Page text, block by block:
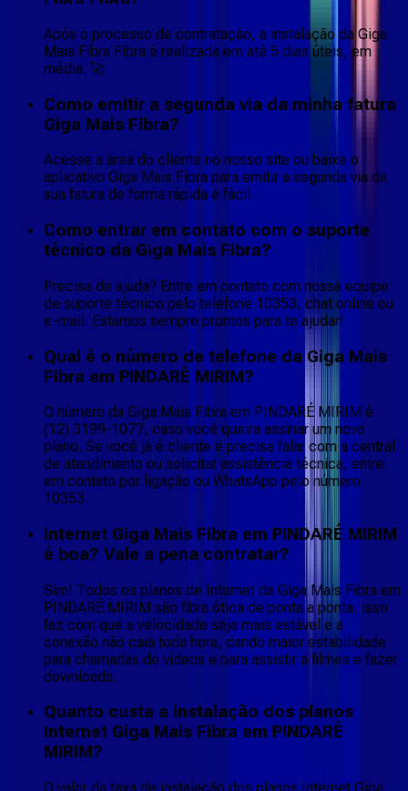
Após o processo de contratação, a instalação da Giga
Mais Fibra Fibra é realizada em até 5 dias úteis, em
média. 🚀
Como emitir a segunda via da minha fatura
Giga Mais Fibra?
Acesse a área do cliente no nosso site ou baixe o
aplicativo Giga Mais Fibra para emitir a segunda via da
sua fatura de forma rápida e fácil.
Como entrar em contato com o suporte
técnico da Giga Mais Fibra?
Precisa de ajuda? Entre em contato com nossa equipe
de suporte técnico pelo telefone 10353, chat online ou
e-mail. Estamos sempre prontos para te ajudar!
Qual é o número de telefone da Giga Mais
Fibra em PINDARÉ MIRIM?
O número da Giga Mais Fibra em PINDARÉ MIRIM é
(12) 3199-1077, caso você queira assinar um novo
plano. Se você já é cliente e precisa falar com a central
de atendimento ou solicitar assistência técnica, entre
em contato por ligação ou WhatsApp pelo número
10353.
Internet Giga Mais Fibra em PINDARÉ MIRIM
é boa? Vale a pena contratar?
Sim! Todos os planos de Internet da Giga Mais Fibra em
PINDARÉ MIRIM são fibra ótica de ponta a ponta, isso
faz com que a velocidade seja mais estável e a
conexão não caia toda hora, dando maior estabilidade
para chamadas de vídeos e para assistir a filmes e fazer
downloads.
Quanto custa a instalação dos planos
Internet Giga Mais Fibra em PINDARÉ
MIRIM?